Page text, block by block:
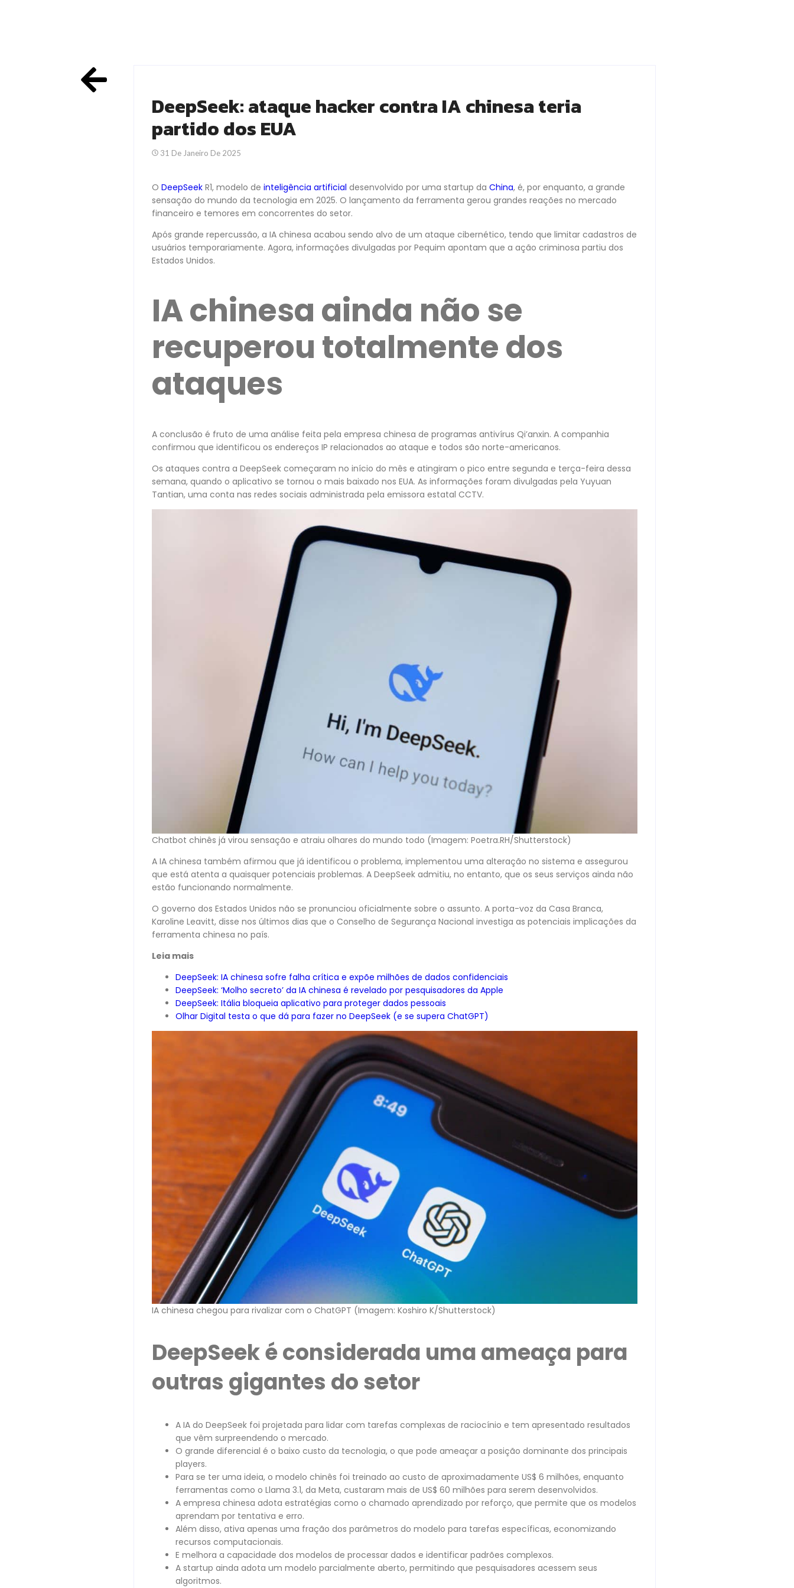
DeepSeek: ataque hacker contra IA chinesa teria
partido dos EUA
31 De Janeiro De 2025
O DeepSeek R1, modelo de inteligência artificial desenvolvido por uma startup da China, é, por enquanto, a grande
sensação do mundo da tecnologia em 2025. O lançamento da ferramenta gerou grandes reações no mercado
financeiro e temores em concorrentes do setor.
Após grande repercussão, a IA chinesa acabou sendo alvo de um ataque cibernético, tendo que limitar cadastros de
usuários temporariamente. Agora, informações divulgadas por Pequim apontam que a ação criminosa partiu dos
Estados Unidos.
IA chinesa ainda não se
recuperou totalmente dos
ataques
A conclusão é fruto de uma análise feita pela empresa chinesa de programas antivírus Qi’anxin. A companhia
confirmou que identificou os endereços IP relacionados ao ataque e todos são norte-americanos.
Os ataques contra a DeepSeek começaram no início do mês e atingiram o pico entre segunda e terça-feira dessa
semana, quando o aplicativo se tornou o mais baixado nos EUA. As informações foram divulgadas pela Yuyuan
Tantian, uma conta nas redes sociais administrada pela emissora estatal CCTV.
Chatbot chinês já virou sensação e atraiu olhares do mundo todo (Imagem: Poetra.RH/Shutterstock)
A IA chinesa também afirmou que já identificou o problema, implementou uma alteração no sistema e assegurou
que está atenta a quaisquer potenciais problemas. A DeepSeek admitiu, no entanto, que os seus serviços ainda não
estão funcionando normalmente.
O governo dos Estados Unidos não se pronunciou oficialmente sobre o assunto. A porta-voz da Casa Branca,
Karoline Leavitt, disse nos últimos dias que o Conselho de Segurança Nacional investiga as potenciais implicações da
ferramenta chinesa no país.
Leia mais
DeepSeek: IA chinesa sofre falha crítica e expõe milhões de dados confidenciais
DeepSeek: ‘Molho secreto’ da IA chinesa é revelado por pesquisadores da Apple
DeepSeek: Itália bloqueia aplicativo para proteger dados pessoais
Olhar Digital testa o que dá para fazer no DeepSeek (e se supera ChatGPT)
IA chinesa chegou para rivalizar com o ChatGPT (Imagem: Koshiro K/Shutterstock)
DeepSeek é considerada uma ameaça para
outras gigantes do setor
A IA do DeepSeek foi projetada para lidar com tarefas complexas de raciocínio e tem apresentado resultados
que vêm surpreendendo o mercado.
O grande diferencial é o baixo custo da tecnologia, o que pode ameaçar a posição dominante dos principais
players.
Para se ter uma ideia, o modelo chinês foi treinado ao custo de aproximadamente US$ 6 milhões, enquanto
ferramentas como o Llama 3.1, da Meta, custaram mais de US$ 60 milhões para serem desenvolvidos.
A empresa chinesa adota estratégias como o chamado aprendizado por reforço, que permite que os modelos
aprendam por tentativa e erro.
Além disso, ativa apenas uma fração dos parâmetros do modelo para tarefas específicas, economizando
recursos computacionais.
E melhora a capacidade dos modelos de processar dados e identificar padrões complexos.
A startup ainda adota um modelo parcialmente aberto, permitindo que pesquisadores acessem seus
algoritmos.